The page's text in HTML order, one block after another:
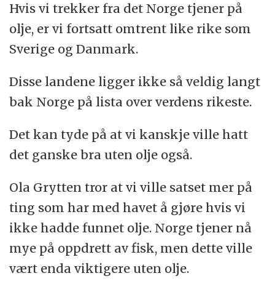
Hvis vi trekker fra det Norge tjener på
olje, er vi fortsatt omtrent like rike som
Sverige og Danmark.
Disse landene ligger ikke så veldig langt
bak Norge på lista over verdens rikeste.
Det kan tyde på at vi kanskje ville hatt
det ganske bra uten olje også.
Ola Grytten tror at vi ville satset mer på
ting som har med havet å gjøre hvis vi
ikke hadde funnet olje. Norge tjener nå
mye på oppdrett av fisk, men dette ville
vært enda viktigere uten olje.